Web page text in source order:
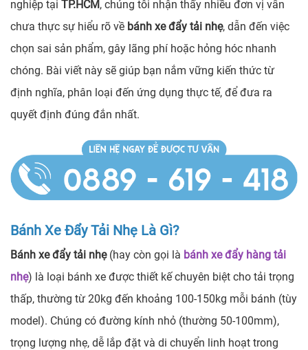
nghiệp tại TP.HCM, chúng tôi nhận thấy nhiều đơn vị vẫn
chưa thực sự hiểu rõ về bánh xe đẩy tải nhẹ, dẫn đến việc
chọn sai sản phẩm, gây lãng phí hoặc hỏng hóc nhanh
chóng. Bài viết này sẽ giúp bạn nắm vững kiến thức từ
định nghĩa, phân loại đến ứng dụng thực tế, để đưa ra
quyết định đúng đắn nhất.
Bánh Xe Đẩy Tải Nhẹ Là Gì?
Bánh xe đẩy tải nhẹ(hay còn gọi là bánh xe đẩy hàng tải
nhẹ) là loại bánh xe được thiết kế chuyên biệt cho tải trọng
thấp, thường từ 20kg đến khoảng 100-150kg mỗi bánh (tùy
model). Chúng có đường kính nhỏ (thường 50-100mm),
trọng lượng nhẹ, dễ lắp đặt và di chuyển linh hoạt trong